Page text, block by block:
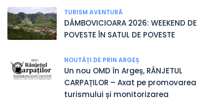
TURISM AVENTURĂ
DÂMBOVICIOARA 2026: WEEKEND DE
POVESTE ÎN SATUL DE POVESTE
NOUTĂȚI DE PRIN ARGEȘ
Un nou OMD în Argeș, RÂNJETUL
CARPAȚILOR – Axat pe promovarea
turismului și monitorizarea